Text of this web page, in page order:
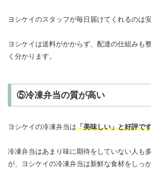
ヨシケイのスタッフが毎日届けてくれるのは
ヨシケイは送料がかからず、配達の仕組みも
く分かります。
⑤冷凍弁当の質が高い
ヨシケイの冷凍弁当は「美味しい」と好評で
冷凍弁当はあまり味に期待をしていない人も
が、ヨシケイの冷凍弁当は新鮮な食材をしっ